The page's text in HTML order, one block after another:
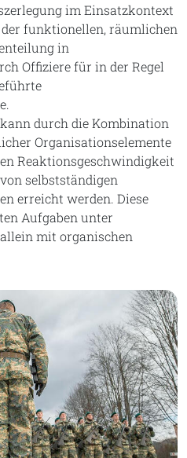
im Einsatzkontext
der funktionellen, räumlichen
in
Offiziere für in der Regel
durch die Kombination
Organisationselemente
Reaktionsgeschwindigkeit
selbstständigen
erreicht werden. Diese
Aufgaben unter
mit organischen